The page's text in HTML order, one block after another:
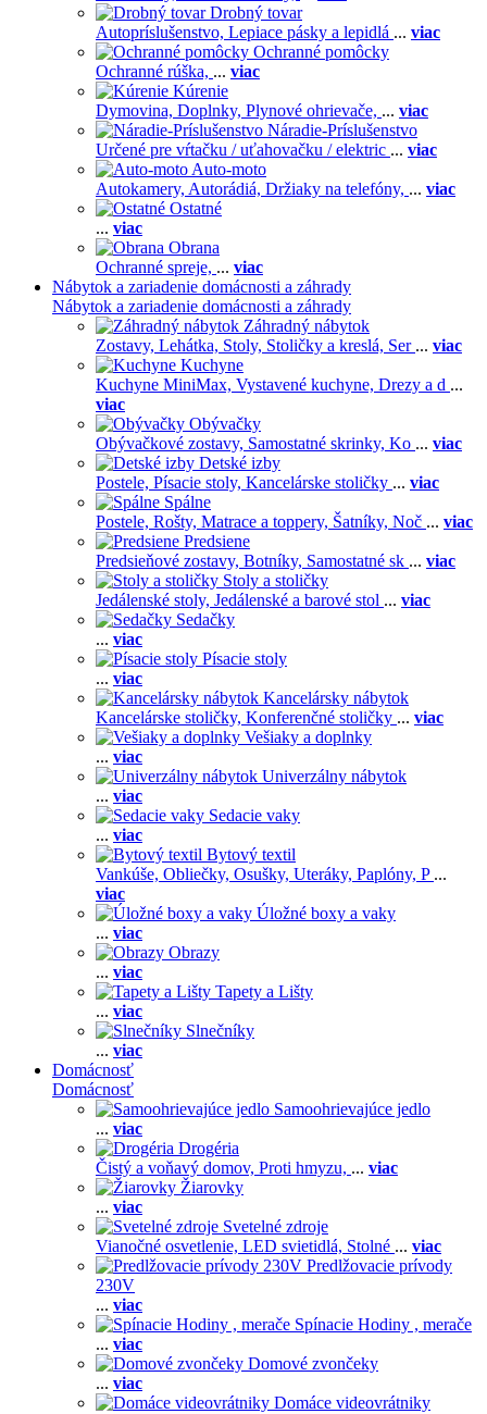
Drobný tovar
Autopríslušenstvo, Lepiace pásky a lepidlá ... viac
Ochranné pomôcky
Ochranné rúška, ... viac
Kúrenie
Dymovina, Doplnky, Plynové ohrievače, ... viac
Náradie-Príslušenstvo
Určené pre vŕtačku / uťahovačku / elektric ... viac
Auto-moto
Autokamery, Autorádiá, Držiaky na telefóny, ... viac
Ostatné
... viac
Obrana
Ochranné spreje, ... viac
Nábytok a zariadenie domácnosti a záhrady
Nábytok a zariadenie domácnosti a záhrady
Záhradný nábytok
Zostavy, Lehátka, Stoly, Stoličky a kreslá, Ser ... viac
Kuchyne
Kuchyne MiniMax, Vystavené kuchyne, Drezy a d ...
viac
Obývačky
Obývačkové zostavy, Samostatné skrinky, Ko ... viac
Detské izby
Postele, Písacie stoly, Kancelárske stoličky ... viac
Spálne
Postele, Rošty, Matrace a toppery, Šatníky, Noč ... viac
Predsiene
Predsieňové zostavy, Botníky, Samostatné sk ... viac
Stoly a stoličky
Jedálenské stoly, Jedálenské a barové stol ... viac
Sedačky
... viac
Písacie stoly
... viac
Kancelársky nábytok
Kancelárske stoličky, Konferenčné stoličky ... viac
Vešiaky a doplnky
... viac
Univerzálny nábytok
... viac
Sedacie vaky
... viac
Bytový textil
Vankúše, Obliečky, Osušky, Uteráky, Paplóny, P ...
viac
Úložné boxy a vaky
... viac
Obrazy
... viac
Tapety a Lišty
... viac
Slnečníky
... viac
Domácnosť
Domácnosť
Samoohrievajúce jedlo
... viac
Drogéria
Čistý a voňavý domov, Proti hmyzu, ... viac
Žiarovky
... viac
Svetelné zdroje
Vianočné osvetlenie, LED svietidlá, Stolné ... viac
Predlžovacie prívody
230V
... viac
Spínacie Hodiny , merače
... viac
Domové zvončeky
... viac
Domáce videovrátniky